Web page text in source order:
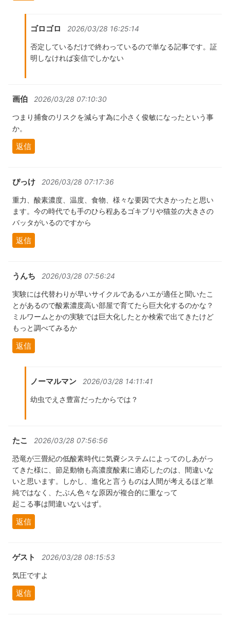
ゴロゴロ 2026/03/28 16:25:14
否定しているだけで終わっているので単なる記事です。証
明しなければ妄信でしかない
画伯 2026/03/28 07:10:30
つまり捕食のリスクを減らす為に小さく俊敏になったという事
か。
返信
ぴっけ 2026/03/28 07:17:36
重力、酸素濃度、温度、食物、様々な要因で大きかったと思い
ます。今の時代でも手のひら程あるゴキブリや猫並の大きさの
バッタがいるのですから
返信
うんち 2026/03/28 07:56:24
実験には代替わりが早いサイクルであるハエが適任と聞いたこ
とがあるので酸素濃度高い部屋で育てたら巨大化するのかな？
ミルワームとかの実験では巨大化したとか検索で出てきたけど
もっと調べてみるか
返信
ノーマルマン 2026/03/28 14:11:41
幼虫でえさ豊富だったからでは？
たこ 2026/03/28 07:56:56
恐竜が三畳紀の低酸素時代に気嚢システムによってのしあがっ
てきた様に、節足動物も高濃度酸素に適応したのは、間違いな
いと思います。しかし、進化と言うものは人間が考えるほど単
純ではなく、たぶん色々な原因が複合的に重なって
起こる事は間違いないはず。
返信
ゲスト 2026/03/28 08:15:53
気圧ですよ
返信